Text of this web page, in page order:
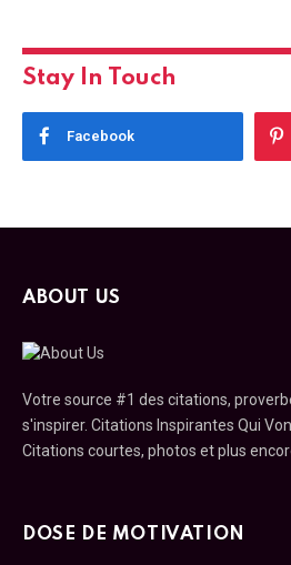
Stay In Touch
Facebook
ABOUT US
Votre source #1 des citations,
s'inspirer. Citations Inspirantes Qui
Citations courtes, photos et plus
DOSE DE MOTIVATION